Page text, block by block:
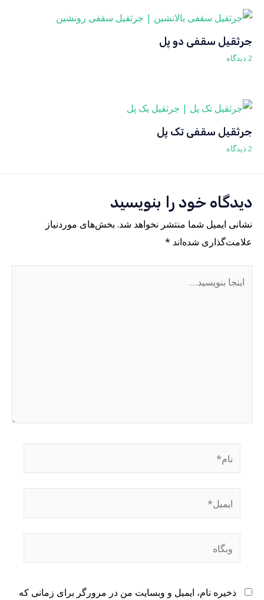
جرثقیل سقفی دو پل
2 دیدگاه
جرثقیل سقفی تک پل
2 دیدگاه
دیدگاه‌ خود را بنویسید
نشانی ایمیل شما منتشر نخواهد شد. بخش‌های موردنیاز
علامت‌گذاری شده‌اند *
بنویسید…
وبگاه
ذخیره نام، ایمیل و وبسایت من در مرورگر برای زمانی که